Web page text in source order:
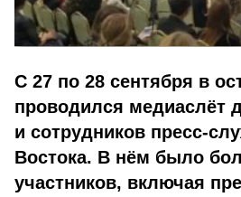
С 27 по 28 сентября в
проводился медиаслёт
и сотрудников пресс-
Востока. В нём было
участников, включая